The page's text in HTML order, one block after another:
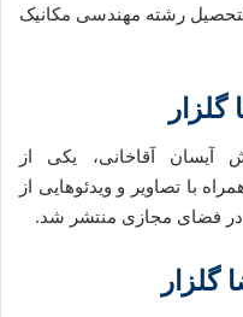
رشته‌ مهندسی مکانیک
آیسان آقاخانی، یکی از
سال 1402 بود که همراه با تصاویر و ویدئوهایی از
در فضای مجازی منتشر شد.